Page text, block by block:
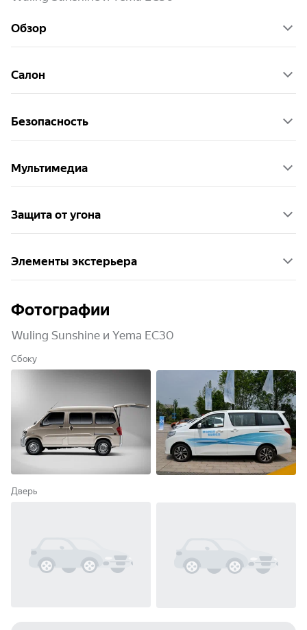
Обзор
Салон
Безопасность
Мультимедиа
Защита от угона
Элементы экстерьера
Фотографии
Wuling Sunshine и Yema EC30
Сбоку
Дверь